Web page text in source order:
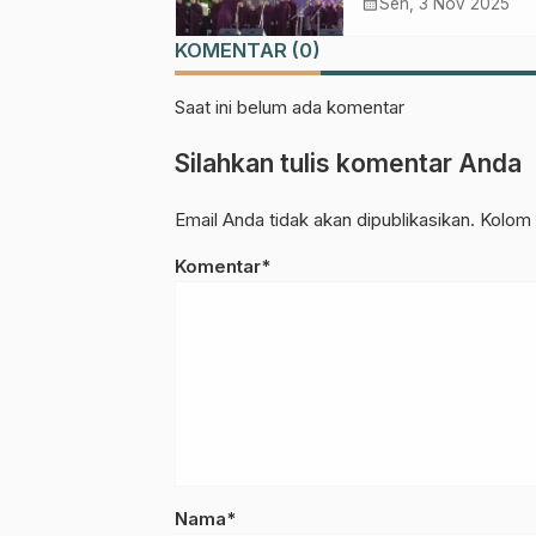
Sen, 3 Nov 2025
KOMENTAR (0)
Saat ini belum ada komentar
Silahkan tulis komentar Anda
Email Anda tidak akan dipublikasikan.
Komentar*
Nama*